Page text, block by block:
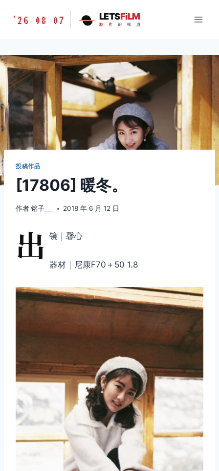
胶
味
道
LETSFILM
'26 08 07 LETSFiLM
胶 片 的 味 道
投稿作品
[17806] 暖冬。
作者铭子___ 2018 年 6 月 12 日
出 镜｜馨心
器材｜尼康F70＋50 1.8